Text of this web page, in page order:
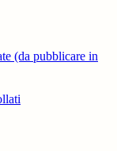
(da pubblicare in